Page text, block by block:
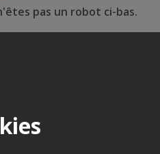
pas un robot ci-bas.